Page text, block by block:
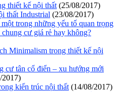
thiết kế nội thất (25/08/2017)
thất Industrial (23/08/2017)
trong những yếu tố quan trọng
cư giá rẻ hay không?
Minimalism trong thiết kế nội
cư tân cổ điển – xu hướng mới
2017)
kiến trúc nội thất (14/08/2017)